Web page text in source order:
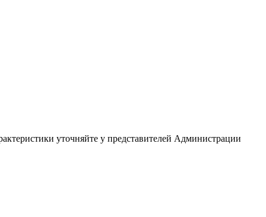
уточняйте у представителей Администрации